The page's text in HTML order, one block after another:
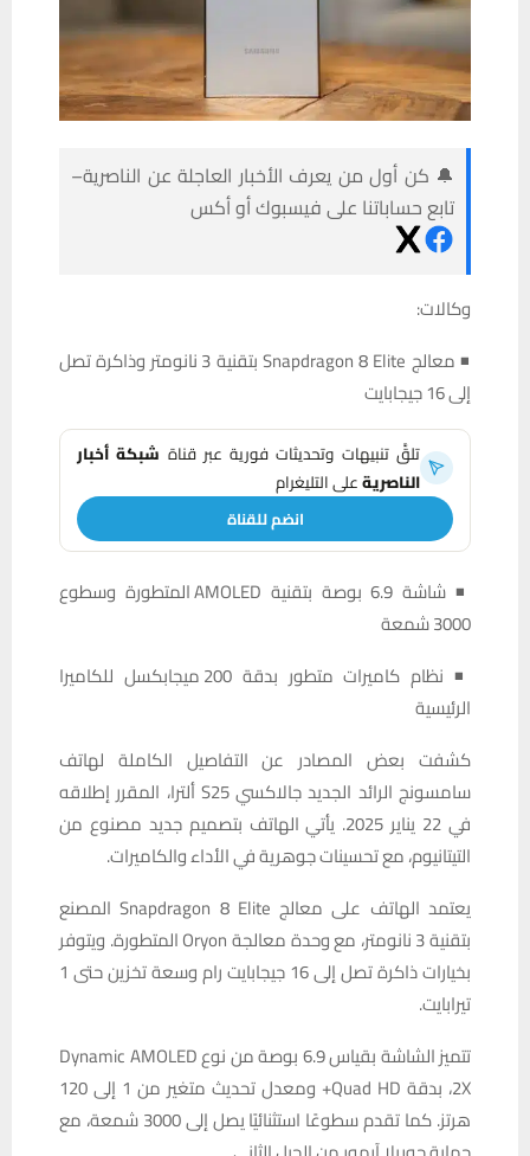
🔔 كن أول من يعرف الأخبار العاجلة عن الناصرية–
تابع حساباتنا على فيسبوك أو أكس
وكالات:
◾ معالج Snapdragon 8 Elite بتقنية 3 نانومتر وذاكرة تصل
إلى 16 جيجابايت
تلقَّ تنبيهات وتحديثات فورية عبر قناة شبكة أخبار
الناصريةعلى التليغرام
انضم للقناة
◾ شاشة 6.9 بوصة بتقنية AMOLED المتطورة وسطوع
3000 شمعة
◾ نظام كاميرات متطور بدقة 200 ميجابكسل للكاميرا
الرئيسية
كشفت بعض المصادر عن التفاصيل الكاملة لهاتف
سامسونج الرائد الجديد جالاكسي S25 ألترا، المقرر إطلاقه
في 22 يناير 2025. يأتي الهاتف بتصميم جديد مصنوع من
التيتانيوم، مع تحسينات جوهرية في الأداء والكاميرات.
يعتمد الهاتف على معالج Snapdragon 8 Elite المصنع
بتقنية 3 نانومتر، مع وحدة معالجة Oryon المتطورة. ويتوفر
بخيارات ذاكرة تصل إلى 16 جيجابايت رام وسعة تخزين حتى 1
تيرابايت.
تتميز الشاشة بقياس 6.9 بوصة من نوع Dynamic AMOLED
2X، بدقة Quad HD+ ومعدل تحديث متغير من 1 إلى 120
هرتز. كما تقدم سطوعًا استثنائيًا يصل إلى 3000 شمعة، مع